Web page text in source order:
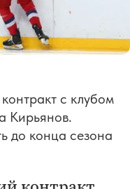
с клубом
Кирьянов.
до конца сезона